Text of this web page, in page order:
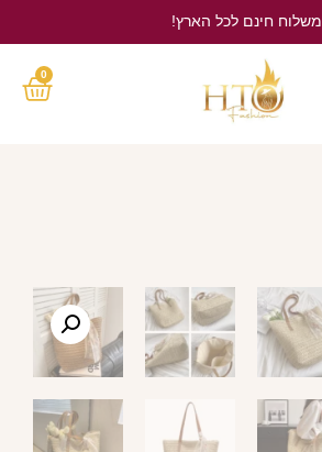
משלוח חינם לכל הארץ!
0